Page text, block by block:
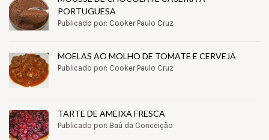
PORTUGUESA
Publicado por: Cooker Paulo Cruz
MOELAS AO MOLHO DE TOMATE E CERVEJA
Publicado por: Cooker Paulo Cruz
TARTE DE AMEIXA FRESCA
Publicado por: Baú da Conceição